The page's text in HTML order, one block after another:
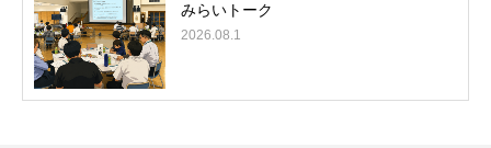
みらいトーク
2026.08.1